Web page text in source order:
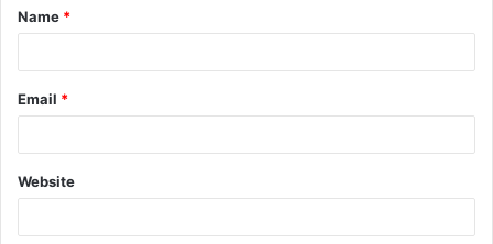
*
Name *
Email *
Website